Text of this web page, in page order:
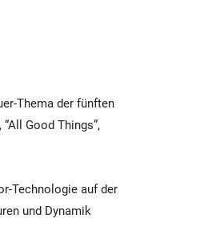
Thema der fünften
Good Things”,
Technologie auf der
und Dynamik